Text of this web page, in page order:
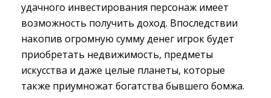
удачного инвестирования персонаж имеет
возможность получить доход. Впоследствии
накопив огромную сумму денег игрок будет
приобретать недвижимость, предметы
искусства и даже целые планеты, которые
также приумножат богатства бывшего бомжа.